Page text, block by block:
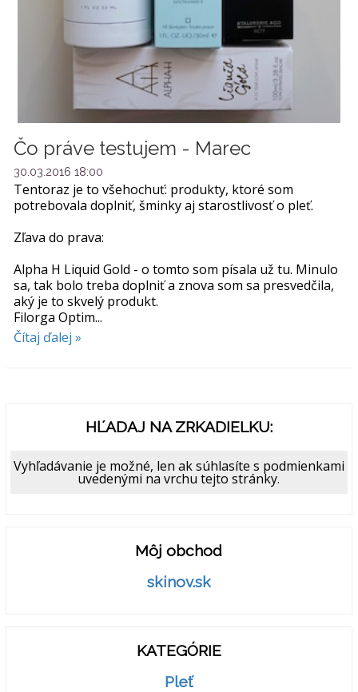
Čo práve testujem - Marec
30.03.2016 18:00
Tentoraz je to všehochuť: produkty, ktoré som
potrebovala doplniť, šminky aj starostlivosť o pleť.
Zľava do prava:
Alpha H Liquid Gold - o tomto som písala už tu. Minulo
sa, tak bolo treba doplniť a znova som sa presvedčila,
aký je to skvelý produkt.
Filorga Optim...
Čítaj ďalej »
HĽADAJ NA ZRKADIELKU:
Vyhľadávanie je možné, len ak súhlasíte s podmienkami
uvedenými na vrchu tejto stránky.
Môj obchod
skinov.sk
KATEGÓRIE
Pleť